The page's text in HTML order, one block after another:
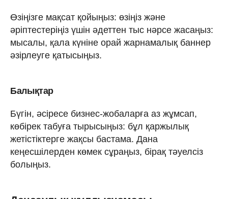
Өзіңізге мақсат қойыңыз: өзіңіз және
әріптестеріңіз үшін әдеттен тыс нәрсе жасаңыз:
мысалы, қала күніне орай жарнамалық баннер
әзірлеуге қатысыңыз.
Балықтар
Бүгін, әсіресе бизнес-жобаларға аз жұмсап,
көбірек табуға тырысыңыз: бұл қаржылық
жетістіктерге жақсы бастама. Дана
кеңесшілерден көмек сұраңыз, бірақ тәуелсіз
болыңыз.